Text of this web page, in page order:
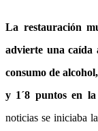
La restauración
advierte una caída
consumo de
y 1´8 puntos en
noticias se iniciaba